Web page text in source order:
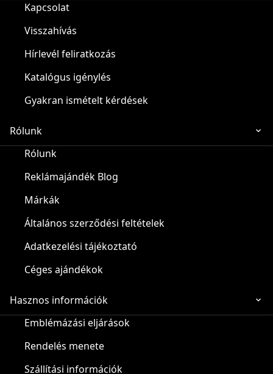
Kapcsolat
Visszahívás
Hírlevél feliratkozás
Katalógus igénylés
Gyakran ismételt kérdések
Rólunk
Rólunk
Reklámajándék Blog
Márkák
Általános szerződési feltételek
Adatkezelési tájékoztató
Céges ajándékok
Hasznos információk
Emblémázási eljárások
Rendelés menete
Szállítási információk